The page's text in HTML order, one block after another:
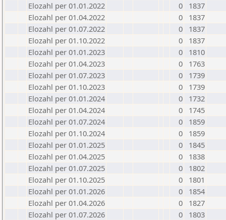
Elozahl per 01.01.2022
0
1837
Elozahl per 01.04.2022
0
1837
Elozahl per 01.07.2022
0
1837
Elozahl per 01.10.2022
0
1837
Elozahl per 01.01.2023
0
1810
Elozahl per 01.04.2023
0
1763
Elozahl per 01.07.2023
0
1739
Elozahl per 01.10.2023
0
1739
Elozahl per 01.01.2024
0
1732
Elozahl per 01.04.2024
0
1745
Elozahl per 01.07.2024
0
1859
Elozahl per 01.10.2024
0
1859
Elozahl per 01.01.2025
0
1845
Elozahl per 01.04.2025
0
1838
Elozahl per 01.07.2025
0
1802
Elozahl per 01.10.2025
0
1801
Elozahl per 01.01.2026
0
1854
Elozahl per 01.04.2026
0
1827
Elozahl per 01.07.2026
0
1803